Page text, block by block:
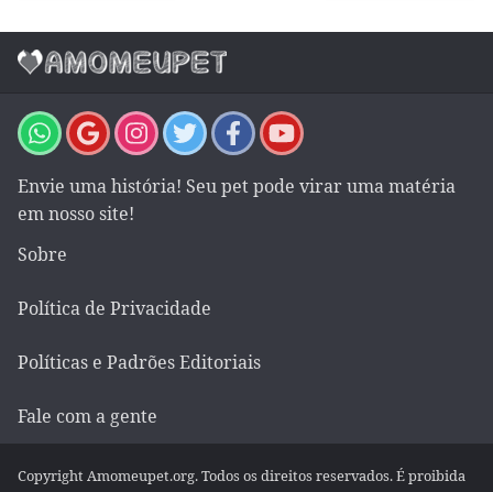
Envie uma história! Seu pet pode virar uma matéria
em nosso site!
Sobre
Política de Privacidade
Políticas e Padrões Editoriais
Fale com a gente
Copyright Amomeupet.org. Todos os direitos reservados. É proibida